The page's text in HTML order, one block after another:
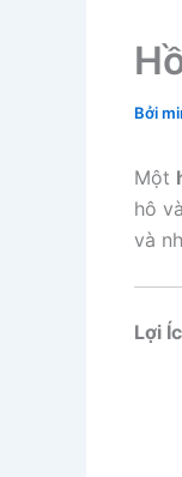
Bởi
Một
hô
và
Lợi